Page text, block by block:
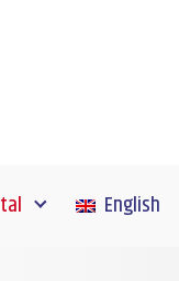
English